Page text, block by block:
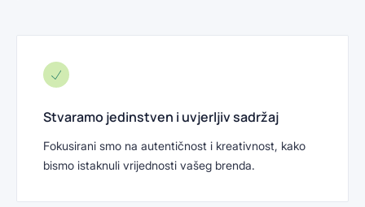
Stvaramo jedinstven i uvjerljiv sadržaj
Fokusirani smo na autentičnost i kreativnost, kako
bismo istaknuli vrijednosti vašeg brenda.